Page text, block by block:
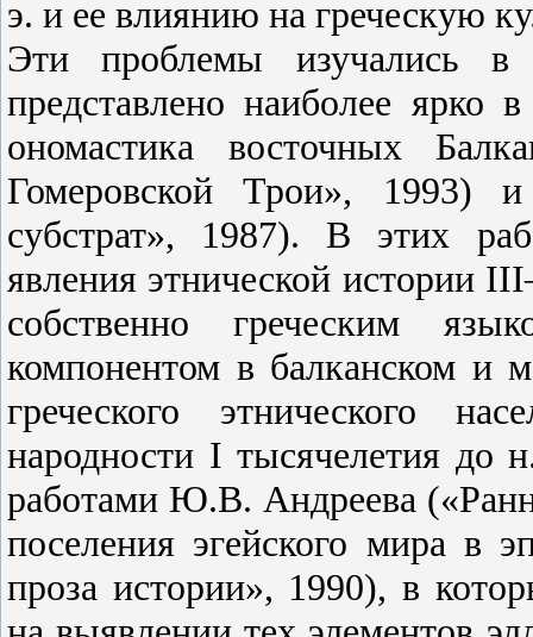
э. и ее влиянию на греческую
Эти проблемы изучались
представлено наиболее
ономастика восточных
Гомеровской Трои», 1993)
субстрат», 1987). В этих
явления этнической истории
собственно греческим
компонентом в балканском и
греческого этнического
народности I тысячелетия до
работами Ю.В. Андреева
поселения эгейского мира в
проза истории», 1990), в